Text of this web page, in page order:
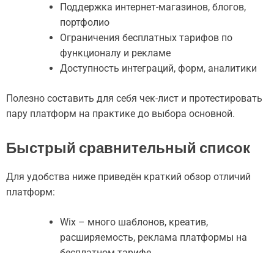
Поддержка интернет-магазинов, блогов,
портфолио
Ограничения бесплатных тарифов по
функционалу и рекламе
Доступность интеграций, форм, аналитики
Полезно составить для себя чек-лист и протестировать
пару платформ на практике до выбора основной.
Быстрый сравнительный список
Для удобства ниже приведён краткий обзор отличий
платформ:
Wix – много шаблонов, креатив,
расширяемость, реклама платформы на